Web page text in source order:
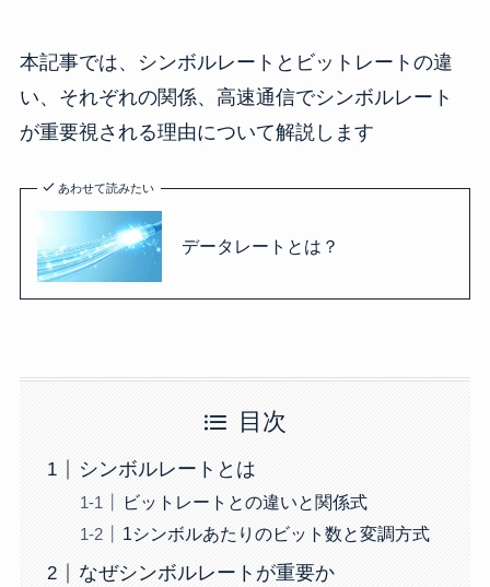
本記事では、シンボルレートとビットレートの違
い、それぞれの関係、高速通信でシンボルレート
が重要視される理由について解説します
あわせて読みたい
データレートとは？
目次
シンボルレートとは
ビットレートとの違いと関係式
1シンボルあたりのビット数と変調方式
なぜシンボルレートが重要か